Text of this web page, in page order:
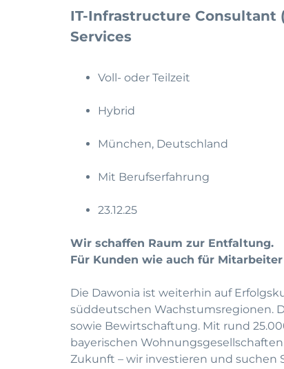
IT-Infrastructure Consultant
Services
Voll- oder Teilzeit
Hybrid
München, Deutschland
Mit Berufserfahrung
23.12.25
Wir schaffen Raum zur Entfaltung.
Für Kunden wie auch für Mitarbeiter
Die Dawonia ist weiterhin auf
süddeutschen Wachstumsregionen.
sowie Bewirtschaftung. Mit rund
bayerischen
Zukunft – wir investieren und suchen